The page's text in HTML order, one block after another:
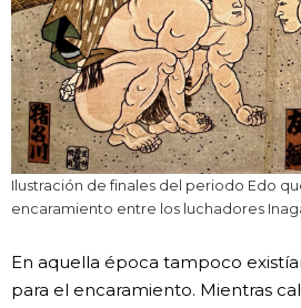
Ilustración de finales del periodo Edo
encaramiento entre los luchadores
En aquella época tampoco
para el encaramiento. Mientras